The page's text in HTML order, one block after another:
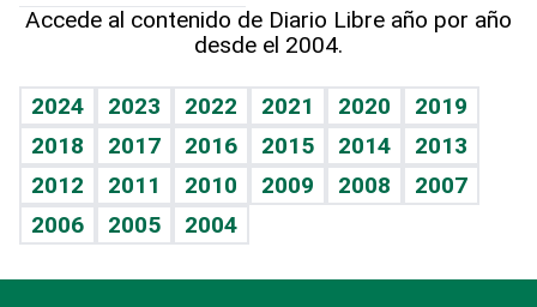
Vida y familia
Eñe
Celebrando la vida
Sin complejos
En pocas palabras
BRV
TBT Deportivo
Más firmas
Guía del dinero
Horóscopos
Juegos
Accede al contenido de Diario Libre año por año
desde el 2004.
2024 2023 2022 2021 2020
2019
2018
2017 2016 2015 2014
2013
2012
2011 2010 2009 2008
2007
2006
2005 2004